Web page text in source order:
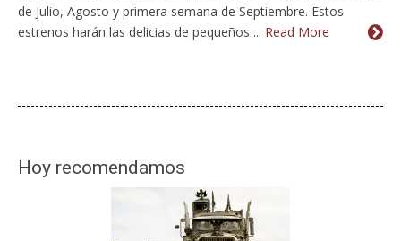
de Julio, Agosto y primera semana de Septiembre. Estos
estrenos harán las delicias de pequeños ... Read More
Hoy recomendamos